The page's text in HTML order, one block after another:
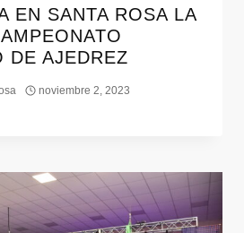
EN SANTA ROSA LA
DE AJEDREZ
noviembre 2, 2023